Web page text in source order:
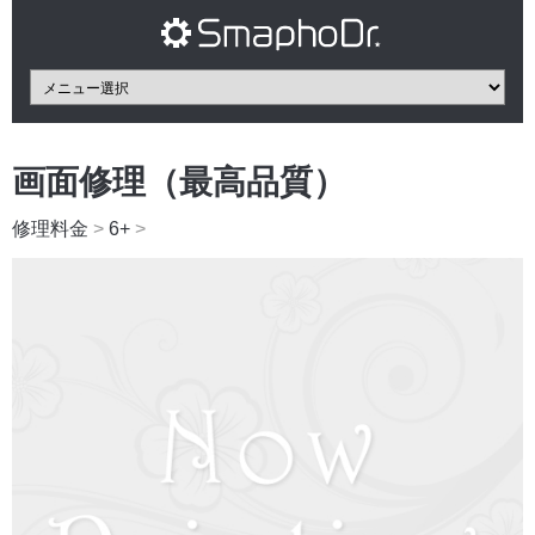
画面修理（最高品質）
修理料金 > 6+ >